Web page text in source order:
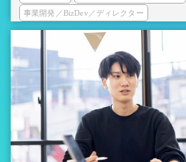
事業開発／BizDev／ディレクター